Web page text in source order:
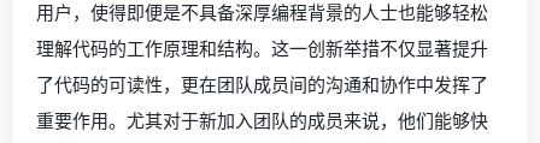
用户，使得即便是不具备深厚编程背景的人士也能够轻松
理解代码的工作原理和结构。这一创新举措不仅显著提升
了代码的可读性，更在团队成员间的沟通和协作中发挥了
重要作用。尤其对于新加入团队的成员来说，他们能够快